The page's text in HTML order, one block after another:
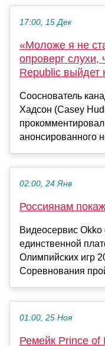
17:00, 15 Дек
«Моложе я не
опроверг слухи,
Republic выйдет
Сооснователь
Хадсон (Casey
анонсированного
02:00, 24 Янв
Россиянам
Видеосервис
единственной
Олимпийских игр
Соревнования
01:00, 25 Ноя
Ремейк Prince of